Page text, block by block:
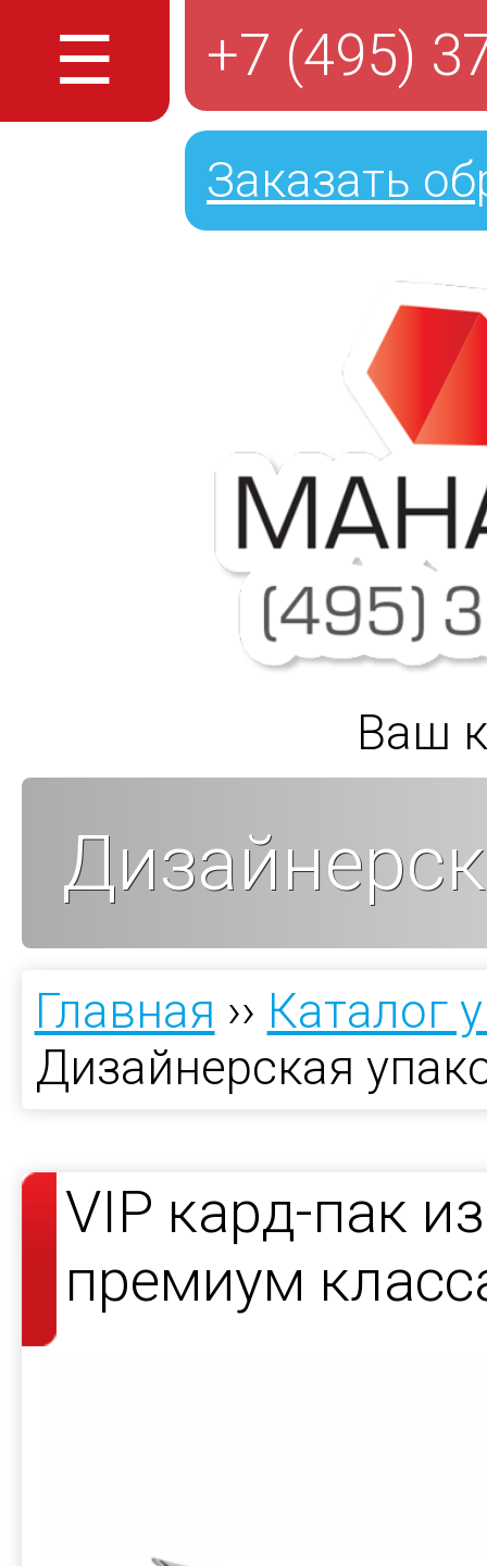
☰ +7 (495)
Заказать
Ваш
Главная ›› Каталог
Дизайнерская
VIP кард-пак
премиум